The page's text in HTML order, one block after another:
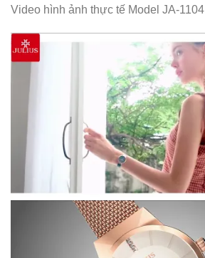
Video hình ảnh thực tế Model JA-1104